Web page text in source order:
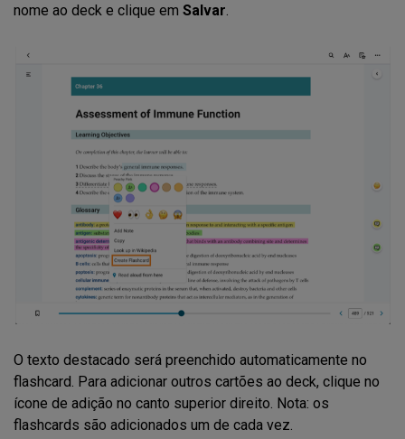
nome ao deck e clique em Salvar
O texto destacado será preenchido automaticamente no
flashcard. Para adicionar outros cartões ao deck, clique no
ícone de adição no canto superior direito. Nota: os
flashcards são adicionados um de cada vez.